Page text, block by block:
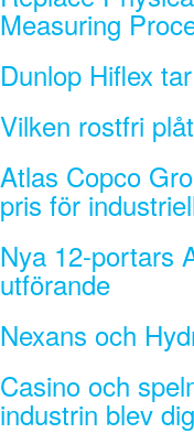
Measuring
Dunlop Hiflex
Vilken rostfri
Atlas Copco
pris för
Nya 12-portars
utförande
Nexans och
Casino och
industrin blev